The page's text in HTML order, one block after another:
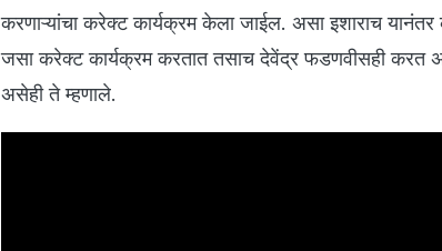
करणाऱ्यांचा करेक्ट कार्यक्रम केला जाईल. असा इशाराच
जसा करेक्ट कार्यक्रम करतात तसाच देवेंद्र फडणवीसही करत
असेही ते म्हणाले.